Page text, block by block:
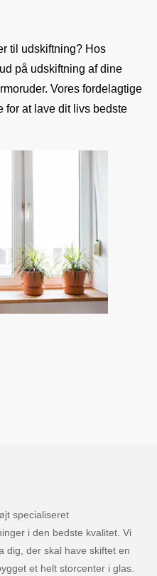
til udskiftning? Hos
på udskiftning af dine
Vores fordelagtige
for at lave dit livs bedste
specialiseret
i den bedste kvalitet. Vi
dig, der skal have skiftet en
et helt storcenter i glas.